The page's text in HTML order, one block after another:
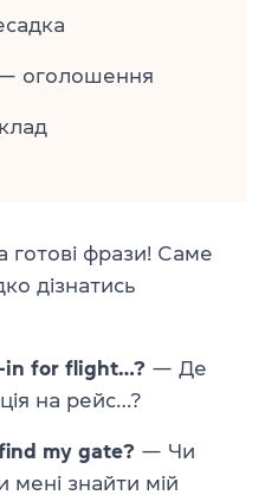
оголошення
готові фрази! Саме
дізнатись
in for flight…? — Де
на рейс…?
my gate? — Чи
мені знайти мій